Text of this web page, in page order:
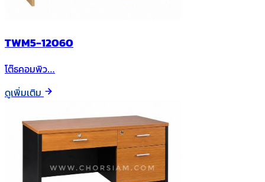
TWM5-12060
โต๊ธคอมพิว…
ดูเพิ่มเติม